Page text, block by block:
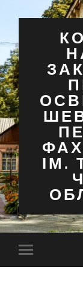
ІМ.
Перемкнути
мобільне